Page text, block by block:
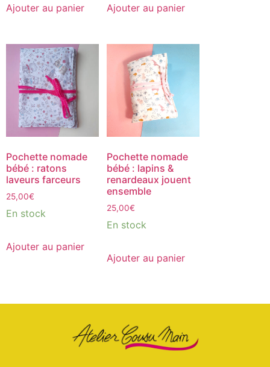
Ajouter au panier Ajouter au panier
Pochette nomade
bébé : ratons
laveurs farceurs
25,00€
En stock
Ajouter au panier
Pochette nomade
bébé : lapins &
renardeaux jouent
ensemble
25,00€
En stock
Ajouter au panier